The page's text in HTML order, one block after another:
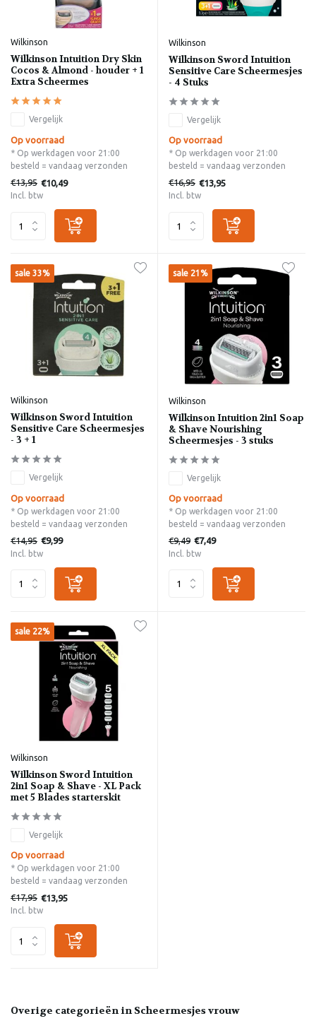
Wilkinson
Wilkinson Intuition Dry Skin
Cocos & Almond - houder + 1
Extra Scheermes
Vergelijk
Op voorraad
* Op werkdagen voor 21:00
besteld = vandaag verzonden
€13,95 €10,49
Incl. btw
Wilkinson
Wilkinson Sword Intuition
Sensitive Care Scheermesjes
- 4 Stuks
Vergelijk
Op voorraad
* Op werkdagen voor 21:00
besteld = vandaag verzonden
€16,95 €13,95
Incl. btw
sale 33%
Wilkinson
Wilkinson Sword Intuition
Sensitive Care Scheermesjes
- 3 + 1
Vergelijk
Op voorraad
* Op werkdagen voor 21:00
besteld = vandaag verzonden
€14,95 €9,99
Incl. btw
sale 21%
Wilkinson
Wilkinson Intuition 2in1 Soap
& Shave Nourishing
Scheermesjes - 3 stuks
Vergelijk
Op voorraad
* Op werkdagen voor 21:00
besteld = vandaag verzonden
€9,49 €7,49
Incl. btw
sale 22%
Wilkinson
Wilkinson Sword Intuition
2in1 Soap & Shave - XL Pack
met 5 Blades starterskit
Vergelijk
Op voorraad
* Op werkdagen voor 21:00
besteld = vandaag verzonden
€17,95 €13,95
Incl. btw
Overige categorieën in Scheermesjes vrouw